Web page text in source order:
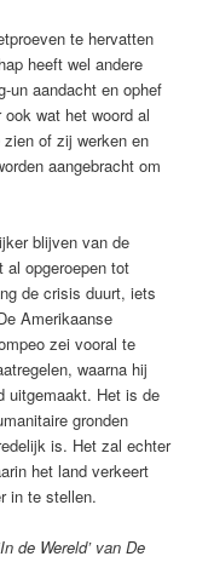
te hervatten
heeft wel andere
un aandacht en ophef
wat het woord al
of zij werken en
aangebracht om
blijven van de
al opgeroepen tot
de crisis duurt, iets
Amerikaanse
zei vooral te
waarna hij
uitgemaakt. Het is de
gronden
is. Het zal echter
het land verkeert
in te stellen.
de Wereld’ van De